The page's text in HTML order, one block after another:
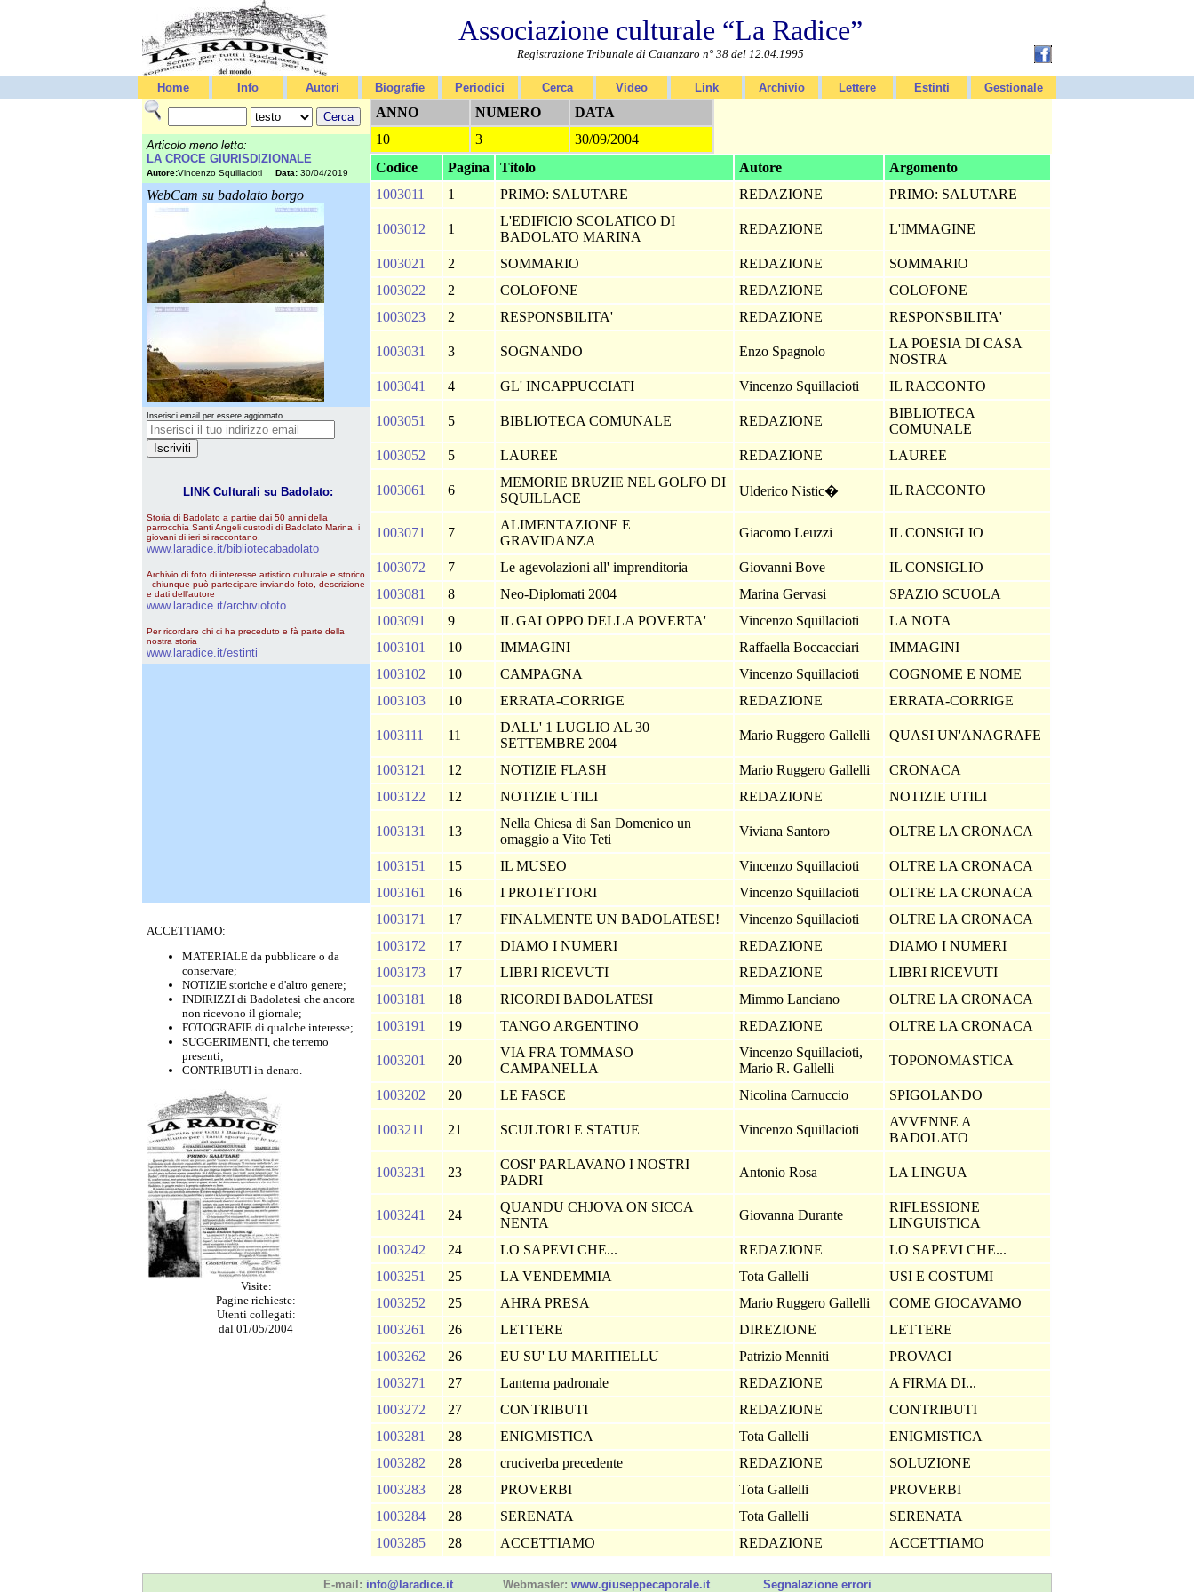
Associazione culturale “La Radice”
Registrazione Tribunale di Catanzaro n° 38 del 12.04.1995
Home Info Autori Biografie Periodici Cerca Video Link Archivio Lettere Estinti Gestionale
Articolo meno letto:
LA CROCE GIURISDIZIONALE
Autore:Vincenzo Squillacioti Data: 30/04/2019
WebCam su badolato borgo
Inserisci email per essere aggiornato
LINK Culturali su Badolato:
Storia di Badolato a partire dai 50 anni della
parrocchia Santi Angeli custodi di Badolato Marina, i
giovani di ieri si raccontano.
www.laradice.it/bibliotecabadolato
Archivio di foto di interesse artistico culturale e storico
- chiunque può partecipare inviando foto, descrizione
e dati dell'autore
www.laradice.it/archiviofoto
Per ricordare chi ci ha preceduto e fà parte della
nostra storia
www.laradice.it/estinti
ACCETTIAMO:
MATERIALE da pubblicare o da
conservare;
NOTIZIE storiche e d'altro genere;
INDIRIZZI di Badolatesi che ancora
non ricevono il giornale;
FOTOGRAFIE di qualche interesse;
SUGGERIMENTI, che terremo
presenti;
CONTRIBUTI in denaro.
Visite:
Pagine richieste:
Utenti collegati:
dal 01/05/2004
ANNO NUMERO
DATA
10
3
30/09/2004
Codice
Pagina Titolo Autore
Argomento
1003011
1 PRIMO: SALUTARE REDAZIONE PRIMO: SALUTARE
1003012 1
L'EDIFICIO SCOLATICO DI
BADOLATO MARINA
REDAZIONE L'IMMAGINE
1003021 2 SOMMARIO REDAZIONE
SOMMARIO
1003022
2 COLOFONE REDAZIONE
COLOFONE
1003023
2 RESPONSBILITA' REDAZIONE RESPONSBILITA'
1003031 3 SOGNANDO Enzo Spagnolo
LA POESIA DI CASA
NOSTRA
1003041
4 GL' INCAPPUCCIATI Vincenzo Squillacioti IL RACCONTO
1003051 5 BIBLIOTECA COMUNALE REDAZIONE
BIBLIOTECA
COMUNALE
1003052
5 LAUREE REDAZIONE LAUREE
1003061 6
MEMORIE BRUZIE NEL GOLFO DI
SQUILLACE
Ulderico Nistic� IL RACCONTO
1003071 7
ALIMENTAZIONE E
GRAVIDANZA
Giacomo Leuzzi IL CONSIGLIO
1003072 7 Le agevolazioni all' imprenditoria Giovanni Bove
IL CONSIGLIO
1003081
8 Neo-Diplomati 2004 Marina Gervasi
SPAZIO SCUOLA
1003091
9 IL GALOPPO DELLA POVERTA' Vincenzo Squillacioti
LA NOTA
1003101
10 IMMAGINI Raffaella Boccacciari
IMMAGINI
1003102
10 CAMPAGNA Vincenzo Squillacioti
COGNOME E NOME
1003103
10 ERRATA-CORRIGE REDAZIONE ERRATA-CORRIGE
1003111 11
DALL' 1 LUGLIO AL 30
SETTEMBRE 2004
Mario Ruggero Gallelli QUASI UN'ANAGRAFE
1003121 12 NOTIZIE FLASH Mario Ruggero Gallelli
CRONACA
1003122
12 NOTIZIE UTILI REDAZIONE NOTIZIE UTILI
1003131 13
Nella Chiesa di San Domenico un
omaggio a Vito Teti
Viviana Santoro OLTRE LA CRONACA
1003151 15 IL MUSEO Vincenzo Squillacioti
OLTRE LA CRONACA
1003161
16 I PROTETTORI Vincenzo Squillacioti
OLTRE LA CRONACA
1003171
17 FINALMENTE UN BADOLATESE! Vincenzo Squillacioti
OLTRE LA CRONACA
1003172
17 DIAMO I NUMERI REDAZIONE
DIAMO I NUMERI
1003173
17 LIBRI RICEVUTI REDAZIONE
LIBRI RICEVUTI
1003181
18 RICORDI BADOLATESI Mimmo Lanciano
OLTRE LA CRONACA
1003191
19 TANGO ARGENTINO REDAZIONE OLTRE LA CRONACA
1003201 20
VIA FRA TOMMASO
CAMPANELLA
Vincenzo Squillacioti,
Mario R. Gallelli
TOPONOMASTICA
1003202 20 LE FASCE Nicolina Carnuccio SPIGOLANDO
1003211 21 SCULTORI E STATUE Vincenzo Squillacioti
AVVENNE A
BADOLATO
1003231 23
COSI' PARLAVANO I NOSTRI
PADRI
Antonio Rosa LA LINGUA
1003241 24
QUANDU CHJOVA ON SICCA
NENTA
Giovanna Durante
RIFLESSIONE
LINGUISTICA
1003242
24 LO SAPEVI CHE... REDAZIONE
LO SAPEVI CHE...
1003251
25 LA VENDEMMIA Tota Gallelli
USI E COSTUMI
1003252
25 AHRA PRESA Mario Ruggero Gallelli
COME GIOCAVAMO
1003261
26 LETTERE DIREZIONE
LETTERE
1003262
26 EU SU' LU MARITIELLU Patrizio Menniti
PROVACI
1003271
27 Lanterna padronale REDAZIONE
A FIRMA DI...
1003272
27 CONTRIBUTI REDAZIONE
CONTRIBUTI
1003281
28 ENIGMISTICA Tota Gallelli
ENIGMISTICA
1003282
28 cruciverba precedente REDAZIONE
SOLUZIONE
1003283
28 PROVERBI Tota Gallelli
PROVERBI
1003284
28 SERENATA Tota Gallelli
SERENATA
1003285
28 ACCETTIAMO REDAZIONE ACCETTIAMO
E-mail: info@laradice.it Webmaster: www.giuseppecaporale.it Segnalazione errori